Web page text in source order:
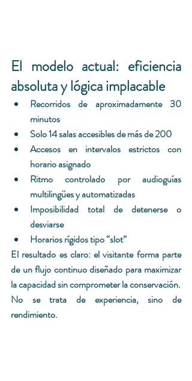
El modelo actual: eficiencia
absoluta y lógica implacable
Recorridos de aproximadamente 30
minutos
Solo 14 salas accesibles de más de 200
Accesos en intervalos estrictos con
horario asignado
multilingües y automatizadas
Imposibilidad total de detenerse o
desviarse
Horarios rígidos tipo “slot”
El resultado es claro: el visitante forma parte
de un flujo continuo diseñado para maximizar
la capacidad sin comprometer la conservación.
No se trata de experiencia, sino de
rendimiento.